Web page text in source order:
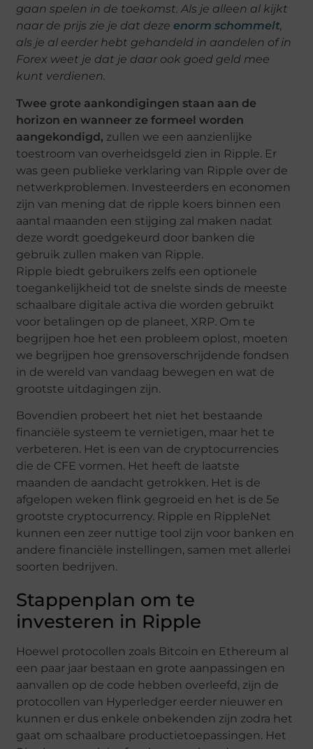
gaan spelen in de toekomst. Als je alleen al kijkt
naar de prijs zie je dat dezeenorm schommelt,
als je al eerder hebt gehandeld in aandelen of in
Forex weet je dat je daar ook goed geld mee
kunt verdienen.
Twee grote aankondigingen staan ​​aan de
horizon en wanneer ze formeel worden
aangekondigd, zullen we een aanzienlijke
toestroom van overheidsgeld zien in Ripple. Er
was geen publieke verklaring van Ripple over de
netwerkproblemen. Investeerders en economen
zijn van mening dat de ripple koers binnen een
aantal maanden een stijging zal maken nadat
deze wordt goedgekeurd door banken die
gebruik zullen maken van Ripple.
Ripple biedt gebruikers zelfs een optionele
toegankelijkheid tot de snelste sinds de meeste
schaalbare digitale activa die worden gebruikt
voor betalingen op de planeet, XRP. Om te
begrijpen hoe het een probleem oplost, moeten
we begrijpen hoe grensoverschrijdende fondsen
in de wereld van vandaag bewegen en wat de
grootste uitdagingen zijn.
Bovendien probeert het niet het bestaande
financiële systeem te vernietigen, maar het te
verbeteren. Het is een van de cryptocurrencies
die de CFE vormen. Het heeft de laatste
maanden de aandacht getrokken. Het is de
afgelopen weken flink gegroeid en het is de 5e
grootste cryptocurrency. Ripple en RippleNet
kunnen een zeer nuttige tool zijn voor banken en
andere financiële instellingen, samen met allerlei
soorten bedrijven.
Stappenplan om te
investeren in Ripple
Hoewel protocollen zoals Bitcoin en Ethereum al
een paar jaar bestaan ​​en grote aanpassingen en
aanvallen op de code hebben overleefd, zijn de
protocollen van Hyperledger eerder nieuwer en
kunnen er dus enkele onbekenden zijn zodra het
gaat om schaalbare productietoepassingen. Het